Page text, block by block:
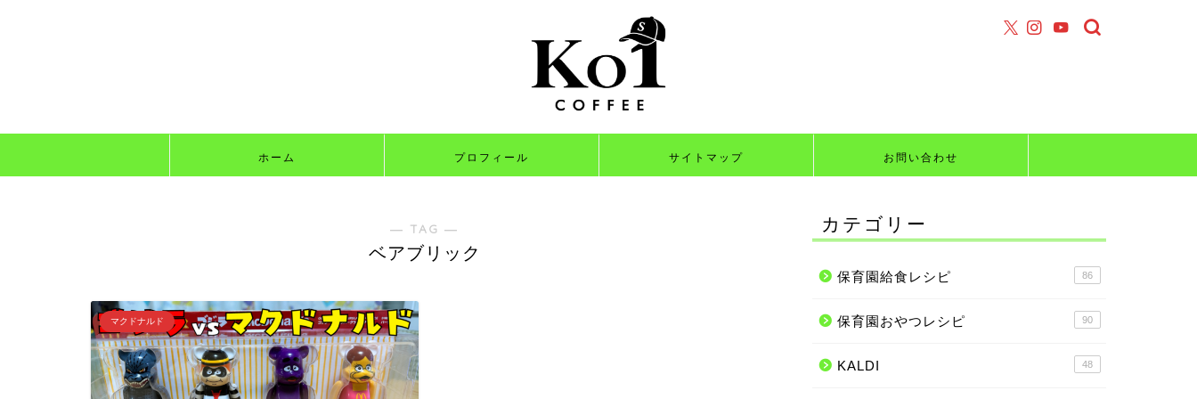
ホーム プロフィール サイトマップ お問い合わせ
― TAG ―
ベアブリック
マクドナルド
カテゴリー
保育園給食レシピ 86
保育園おやつレシピ 90
KALDI 48